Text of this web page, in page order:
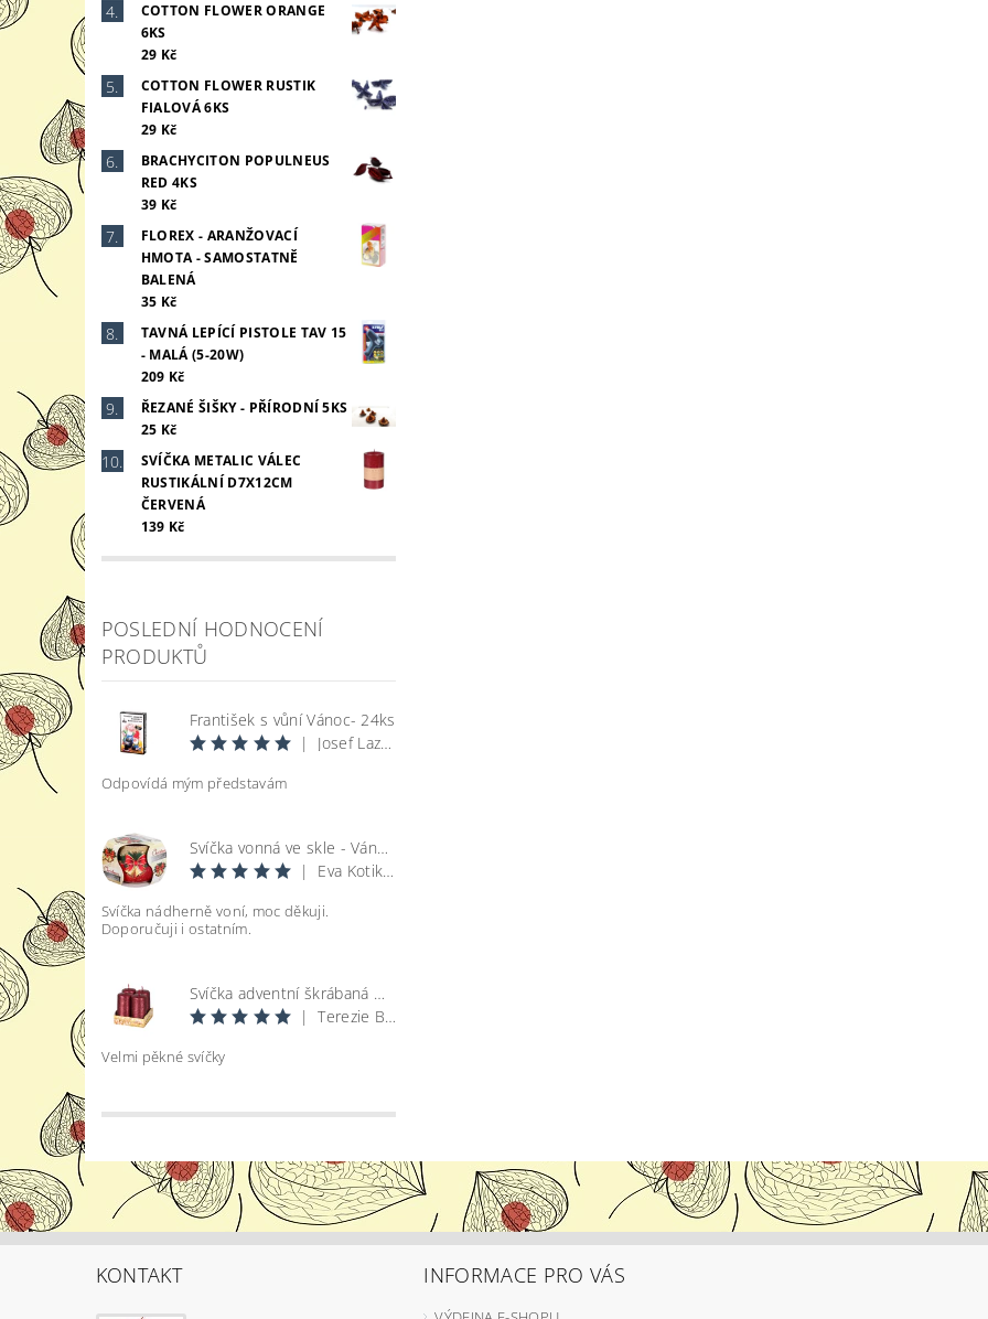
COTTON FLOWER ORANGE
6KS
29 Kč
COTTON FLOWER RUSTIK
FIALOVÁ 6KS
29 Kč
BRACHYCITON POPULNEUS
RED 4KS
39 Kč
FLOREX - ARANŽOVACÍ
HMOTA - SAMOSTATNĚ
BALENÁ
35 Kč
TAVNÁ LEPÍCÍ PISTOLE TAV 15
- MALÁ (5-20W)
209 Kč
ŘEZANÉ ŠIŠKY - PŘÍRODNÍ 5KS
25 Kč
SVÍČKA METALIC VÁLEC
RUSTIKÁLNÍ D7X12CM
ČERVENÁ
139 Kč
POSLEDNÍ HODNOCENÍ
PRODUKTŮ
František s vůní Vánoc- 24ks
|
Josef Lazecký
Odpovídá mým představám
Svíčka vonná ve skle - Vánoce
|
Eva Kotikova
Svíčka nádherně voní, moc děkuji.
Doporučuji i ostatním.
Svíčka adventní škrábaná metal lesk - bordó d4x8cm 4ks
|
Terezie Bohatová
Velmi pěkné svíčky
KONTAKT INFORMACE PRO VÁS